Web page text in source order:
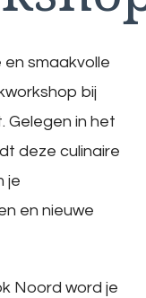
en smaakvolle
bij
Gelegen in het
deze culinaire
je
en nieuwe
Noord word je